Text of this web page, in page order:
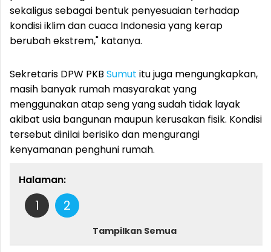
sekaligus sebagai bentuk penyesuaian terhadap
kondisi iklim dan cuaca Indonesia yang kerap
berubah ekstrem," katanya.
Sekretaris DPW PKB Sumut itu juga mengungkapkan,
masih banyak rumah masyarakat yang
menggunakan atap seng yang sudah tidak layak
akibat usia bangunan maupun kerusakan fisik. Kondisi
tersebut dinilai berisiko dan mengurangi
kenyamanan penghuni rumah.
Halaman:
1 2
Tampilkan Semua